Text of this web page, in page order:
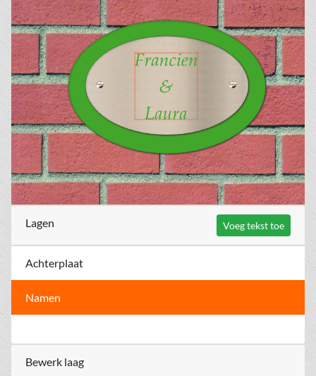
Lagen Voeg tekst toe
Achterplaat
Namen
Bewerk laag